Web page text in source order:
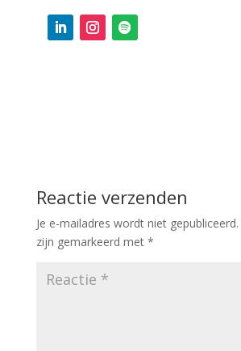
Reactie verzenden
Je e-mailadres wordt niet gepubliceerd.
zijn gemarkeerd met *